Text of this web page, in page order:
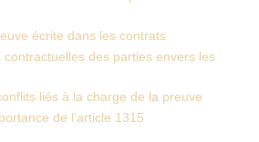
écrite dans les contrats
contractuelles des parties envers les
liés à la charge de la preuve
de l’article 1315